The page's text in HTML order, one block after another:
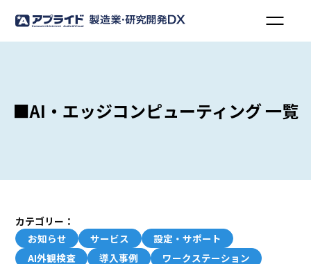
■AI・エッジコンピューティング 一覧
カテゴリー：
お知らせ
サービス
設定・サポート
AI外観検査
導入事例
ワークステーション